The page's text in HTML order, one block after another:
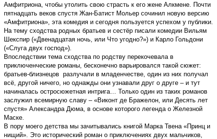
Амфитриона, чтобы утолить свою страсть к его жене Алкмене. Почти
пятнадцать веков спустя Жан-Батист Мольер сочинил новую версию
«Амфитриона», эта комедия и сегодня пользуется успехом у публики.
На тему сходства родных братьев и сестёр писали комедии Вильям
Шекспир («Двенадцатая ночь, или Что угодно?») и Карло Гольдони
(«Слуга двух господ»).
Впоследствии тема сходства по родству перекочевала в
приключенческие романы, бесконечно варьировался такой сюжет:
братьев-близнецов разлучали в младенчестве, один из них получал
всё, другой ничего, но однажды они узнавали друг о друге – и тут
начиналась остросюжетная интрига… Только один из таких романов
заслужил всемирную славу – «Виконт де Бражелон, или Десять лет
спустя» Александра Дюма, в основе которого легенда о Железной
Маске.
В пору моего детства мы зачитывались книгой Марка Твена «Принц и
нищий». Это исторический роман о приключениях двух мальчиков,